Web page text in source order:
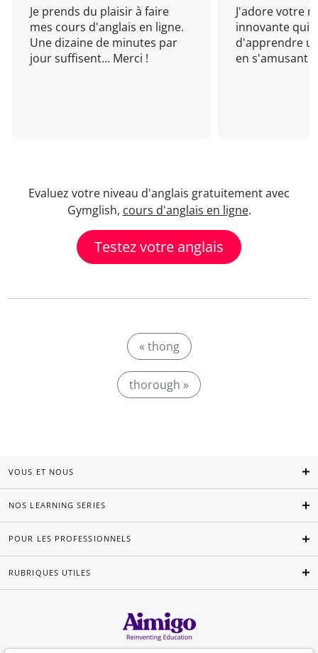
Je prends du plaisir à faire
mes cours d'anglais en ligne.
Une dizaine de minutes par
jour suffisent... Merci !
J'adore votre
innovante qui
d'apprendre
en s'amusant !
Evaluez votre niveau d'anglais gratuitement avec
Gymglish, cours d'anglais en ligne.
Testez votre anglais
« thong
thorough »
VOUS ET NOUS
NOS LEARNING SERIES
POUR LES PROFESSIONNELS
RUBRIQUES UTILES